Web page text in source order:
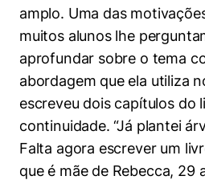
amplo. Uma das
muitos alunos lhe
aprofundar sobre o tema
abordagem que ela utiliza
escreveu dois capítulos do
continuidade. “Já plantei
Falta agora escrever um
que é mãe de Rebecca, 29